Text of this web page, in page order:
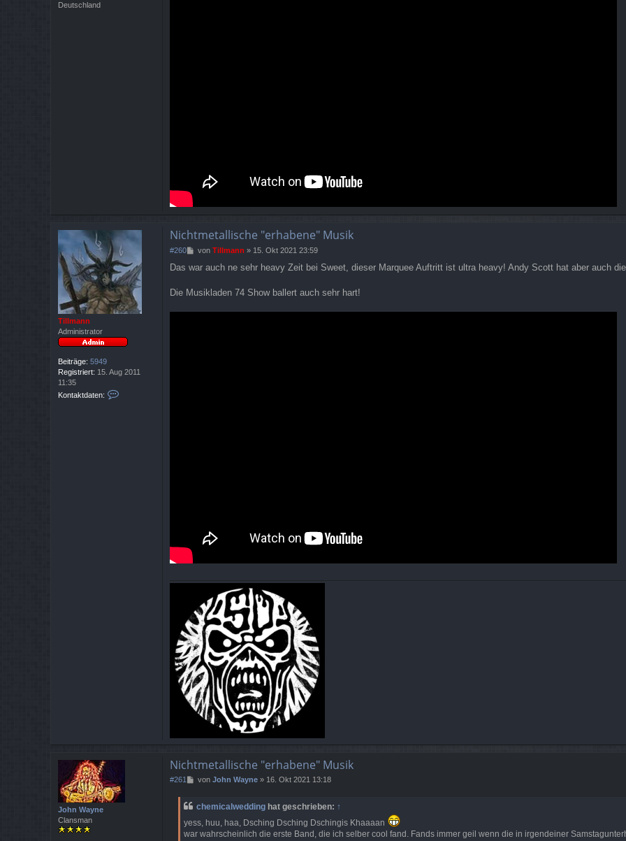
Deutschland
Tillmann
Administrator
Beiträge: 5949
Registriert: 15. Aug 2011
11:35
Kontaktdaten:
Nichtmetallische "erhabene" Musik
#260
B
i
r
g
von Tillmann » 15. Okt 2021 23:59
Das war auch ne sehr heavy Zeit bei Sweet, dieser Marquee Auftritt ist ultra heavy! Andy Scott hat aber auch
Die Musikladen 74 Show ballert auch sehr hart!
John Wayne
Clansman
Nichtmetallische "erhabene" Musik
#261
B
t
r
a
von John Wayne» 16. Okt 2021 13:18
chemicalwedding hat geschrieben: ↑
yess, huu, haa, Dsching Dsching Dschingis Khaaaan
war wahrscheinlich die erste Band, die ich selber cool fand. Fands immer geil wenn die in irgendeiner